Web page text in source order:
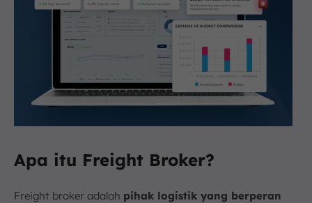
Apa itu Freight Broker?
Freight broker adalah pihak logistik yang berperan